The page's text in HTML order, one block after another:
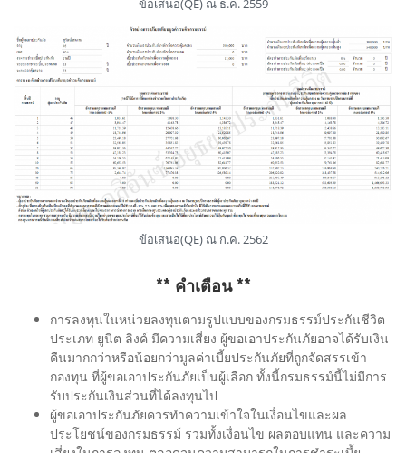
ข้อเสนอ(QE) ณ ธ.ค. 2559
ข้อเสนอ(QE) ณ ก.ค. 2562
** คำเตือน **
การลงทุนในหน่วยลงทุนตามรูปแบบของกรมธรรม์ประกันชีวิต
ประเภท ยูนิต ลิงค์ มีความเสี่ยง ผู้ขอเอาประกันภัยอาจได้รับเงิน
คืนมากกว่าหรือน้อยกว่ามูลค่าเบี้ยประกันภัยที่ถูกจัดสรรเข้า
กองทุน ที่ผู้ขอเอาประกันภัยเป็นผู้เลือก ทั้งนี้กรมธรรม์นี้ไม่มีการ
รับประกันเงินส่วนที่ได้ลงทุนไป
ผู้ขอเอาประกันภัยควรทำความเข้าใจในเงื่อนไขและผล
ประโยชน์ของกรมธรรม์ รวมทั้งเงื่อนไข ผลตอบแทน และความ